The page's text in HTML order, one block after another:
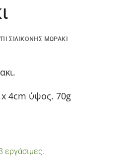
ΣΙΛΙΚΟΝΗΣ ΜΩΡΑΚΙ
x 4cm ύψος. 70g
εργάσιμες.